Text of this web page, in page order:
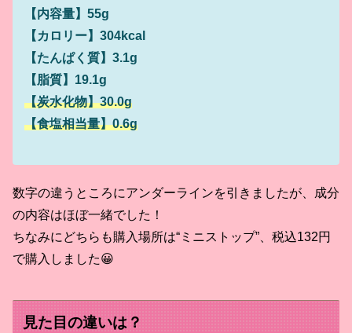
【内容量】55g
【カロリー】304kcal
【たんぱく質】3.1g
【脂質】19.1g
【炭水化物】30.0g
【食塩相当量】0.6g
数字の違うところにアンダーラインを引きましたが、成分
の内容はほぼ一緒でした！
ちなみにどちらも購入場所は“ミニストップ”、税込132円
で購入しました😀
見た目の違いは？